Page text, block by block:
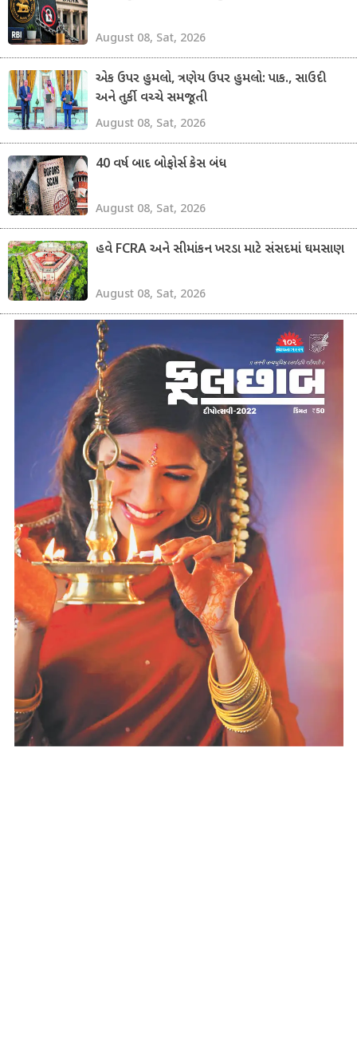
August 08, Sat, 2026
એક ઉપર હુમલો, ત્રણેય ઉપર હુમલો: પાક., સાઉદી
અને તુર્કી વચ્ચે સમજૂતી
August 08, Sat, 2026
40 વર્ષ બાદ બોફોર્સ કેસ બંધ
August 08, Sat, 2026
હવે FCRA અને સીમાંકન ખરડા માટે સંસદમાં ઘમસાણ
August 08, Sat, 2026